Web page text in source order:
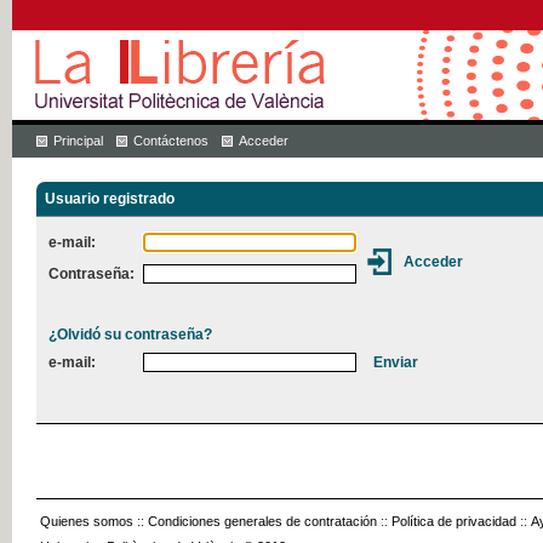
Principal Contáctenos Acceder
Usuario registrado
e-mail:
Contraseña:
¿Olvidó su contraseña?
e-mail:
Quienes somos :: Condiciones generales de contratación :: Política de privacidad ::